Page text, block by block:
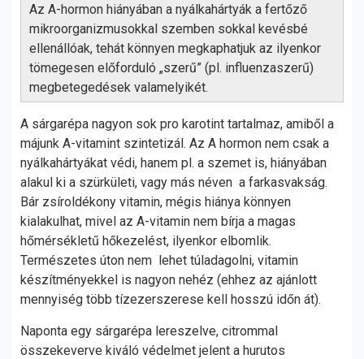
Az A-hormon hiányában a nyálkahártyák a fertőző
mikroorganizmusokkal szemben sokkal kevésbé
ellenállóak, tehát könnyen megkaphatjuk az ilyenkor
tömegesen előforduló „szerű” (pl. influenzaszerű)
megbetegedések valamelyikét.
A sárgarépa nagyon sok pro karotint tartalmaz, amiből a
májunk A-vitamint szintetizál. Az A hormon nem csak a
nyálkahártyákat védi, hanem pl. a szemet is, hiányában
alakul ki a szürkületi, vagy más néven a farkasvakság.
Bár zsíroldékony vitamin, mégis hiánya könnyen
kialakulhat, mivel az A-vitamin nem bírja a magas
hőmérsékletű hőkezelést, ilyenkor elbomlik.
Természetes úton nem lehet túladagolni, vitamin
készítményekkel is nagyon nehéz (ehhez az ajánlott
mennyiség több tízezerszerese kell hosszú időn át).
Naponta egy sárgarépa lereszelve, citrommal
összekeverve kiváló védelmet jelent a hurutos